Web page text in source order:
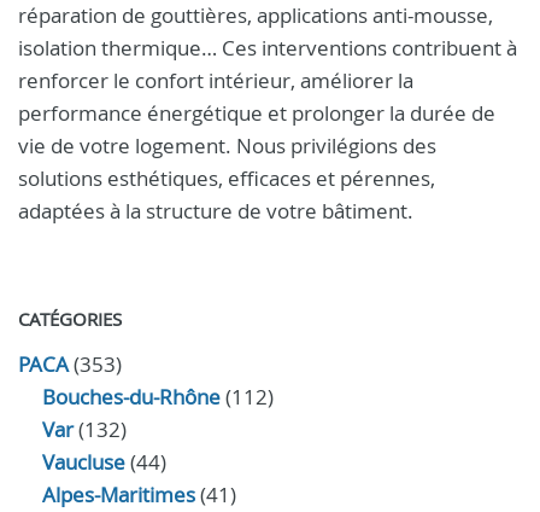
réparation de gouttières, applications anti-mousse,
isolation thermique… Ces interventions contribuent à
renforcer le confort intérieur, améliorer la
performance énergétique et prolonger la durée de
vie de votre logement. Nous privilégions des
solutions esthétiques, efficaces et pérennes,
adaptées à la structure de votre bâtiment.
CATÉGORIES
PACA(353)
Bouches-du-Rhône(112)
Var(132)
Vaucluse(44)
Alpes-Maritimes(41)